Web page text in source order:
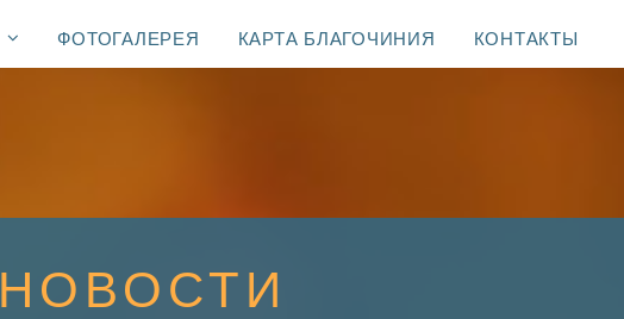
ФОТОГАЛЕРЕЯ КАРТА БЛАГОЧИНИЯ КОНТАКТЫ
НОВОСТИ